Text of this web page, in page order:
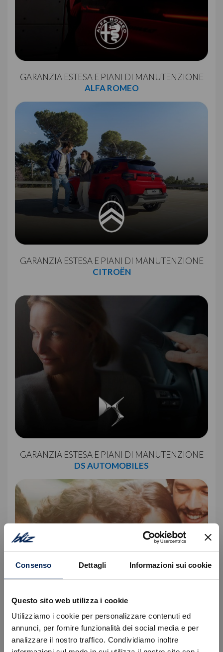
Consenso Dettagli Informazioni sui cookie
Questo sito web utilizza i cookie
Utilizziamo i cookie per personalizzare contenuti ed
annunci, per fornire funzionalità dei social media e per
analizzare il nostro traffico. Condividiamo inoltre
GARANZIA ESTESA E PIANI DI MANUTENZIONE
ALFA ROMEO
GARANZIA ESTESA E PIANI DI MANUTENZIONE
CITROËN
GARANZIA ESTESA E PIANI DI MANUTENZIONE
DS AUTOMOBILES
GARANZIA ESTESA E PIANI DI MANUTENZIONE
FIAT